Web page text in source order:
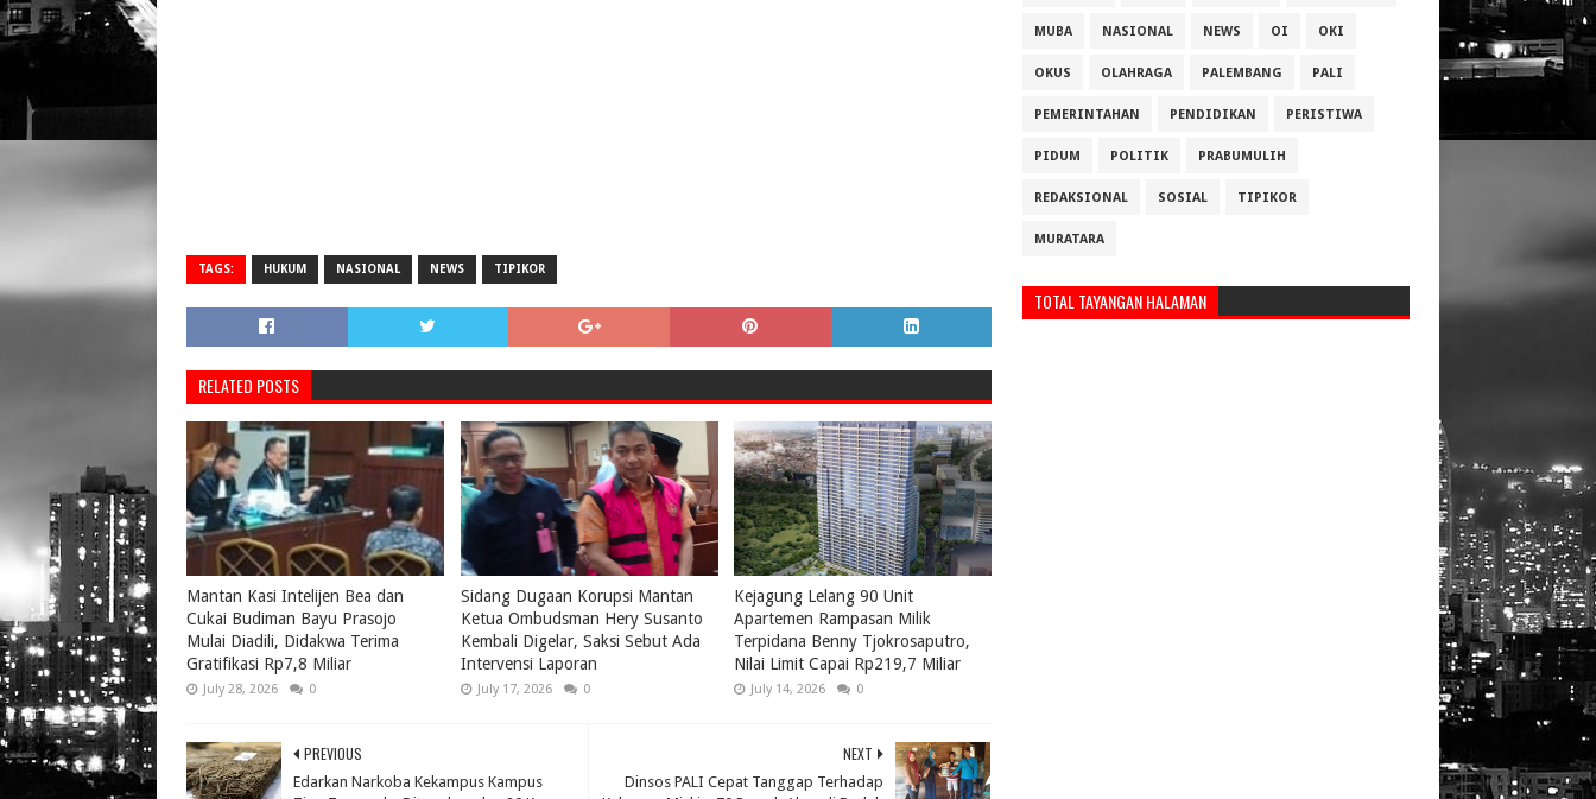
TAGS: HUKUM NASIONAL NEWS TIPIKOR
RELATED POSTS
Mantan Kasi Intelijen Bea dan
Cukai Budiman Bayu Prasojo
Mulai Diadili, Didakwa Terima
Gratifikasi Rp7,8 Miliar
July 28, 2026 0
Sidang Dugaan Korupsi Mantan
Ketua Ombudsman Hery Susanto
Kembali Digelar, Saksi Sebut Ada
Intervensi Laporan
July 17, 2026 0
Kejagung Lelang 90 Unit
Apartemen Rampasan Milik
Terpidana Benny Tjokrosaputro,
Nilai Limit Capai Rp219,7 Miliar
July 14, 2026 0
NEXT
Dinsos PALI Cepat Tanggap Terhadap
PREVIOUS
Edarkan Narkoba Kekampus Kampus
MUBA NASIONAL NEWS OI OKI
OKUS OLAHRAGA PALEMBANG PALI
PEMERINTAHAN PENDIDIKAN PERISTIWA
PIDUM POLITIK PRABUMULIH
REDAKSIONAL SOSIAL TIPIKOR
MURATARA
TOTAL TAYANGAN HALAMAN